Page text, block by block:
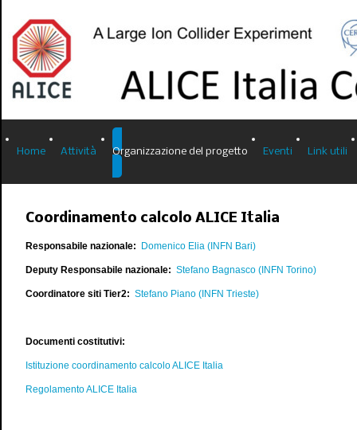
Home Attività Organizzazione del progetto Eventi Link utili
Coordinamento calcolo ALICE Italia
Responsabile nazionale: Domenico Elia (INFN Bari)
Deputy Responsabile nazionale: Stefano Bagnasco (INFN Torino)
Coordinatore siti Tier2: Stefano Piano (INFN Trieste)
Documenti costitutivi:
Istituzione coordinamento calcolo ALICE Italia
Regolamento ALICE Italia